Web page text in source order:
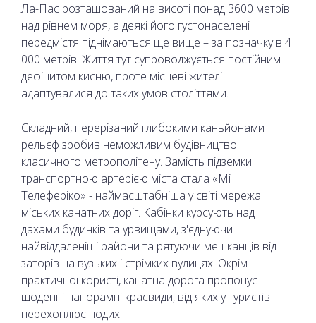
Ла-Пас розташований на висоті понад 3600 метрів
над рівнем моря, а деякі його густонаселені
передмістя піднімаються ще вище – за позначку в 4
000 метрів. Життя тут супроводжується постійним
дефіцитом кисню, проте місцеві жителі
адаптувалися до таких умов століттями.
Складний, перерізаний глибокими каньйонами
рельєф зробив неможливим будівництво
класичного метрополітену. Замість підземки
транспортною артерією міста стала «Мі
Телеферіко» - наймасштабніша у світі мережа
міських канатних доріг. Кабінки курсують над
дахами будинків та урвищами, з'єднуючи
найвіддаленіші райони та рятуючи мешканців від
заторів на вузьких і стрімких вулицях. Окрім
практичної користі, канатна дорога пропонує
щоденні панорамні краєвиди, від яких у туристів
перехоплює подих.